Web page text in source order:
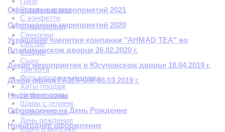
Розовые шары
С конфетти
С надписями
Свекрови
Сестре
Скидки
Сыну
Три кота
Фольгированные шары
Хиты продаж
Черные шары
Шары с гелием
Шары сердца
День рождения
Корги и мопсики
Оформление мероприятий 2021
Оформление мероприятий 2020
Украшение чаепития компании "AHMAD TEA" во
Владимирском дворце 26.02.2020 г.
Декор мероприятия в Юсуповском дворце 18.04.2019 г.
Декор офиса ГАЗПРОМ 08.03.2019 г.
Наши фотозоны
Оформление на День Рождение
Новогоднее оформление